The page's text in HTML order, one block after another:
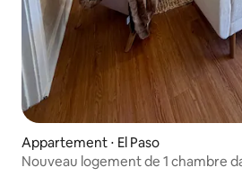
Appartement ⋅ El Paso
Nouveau logement de 1 chambre